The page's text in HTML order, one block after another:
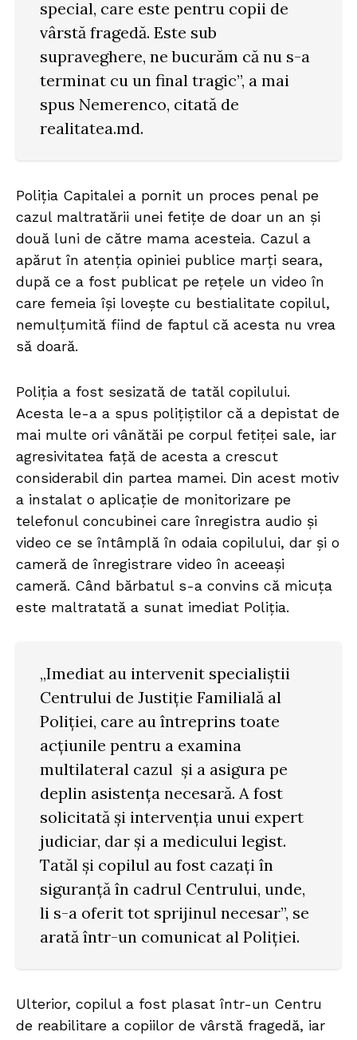
special, care este pentru copii de
vârstă fragedă. Este sub
supraveghere, ne bucurăm că nu s-a
terminat cu un final tragic”, a mai
spus Nemerenco, citată de
realitatea.md.
Poliția Capitalei a pornit un proces penal pe
cazul maltratării unei fetițe de doar un an și
două luni de către mama acesteia. Cazul a
apărut în atenția opiniei publice marți seara,
după ce a fost publicat pe rețele un video în
care femeia își lovește cu bestialitate copilul,
nemulțumită fiind de faptul că acesta nu vrea
să doară.
Poliția a fost sesizată de tatăl copilului.
Acesta le-a a spus polițiștilor că a depistat de
mai multe ori vânătăi pe corpul fetiței sale, iar
agresivitatea față de acesta a crescut
considerabil din partea mamei. Din acest motiv
a instalat o aplicație de monitorizare pe
telefonul concubinei care înregistra audio și
video ce se întâmplă în odaia copilului, dar și o
cameră de înregistrare video în aceeași
cameră. Când bărbatul s-a convins că micuța
este maltratată a sunat imediat Poliția.
„Imediat au intervenit specialiștii
Centrului de Justiție Familială al
Poliției, care au întreprins toate
acțiunile pentru a examina
multilateral cazul și a asigura pe
deplin asistența necesară. A fost
solicitată și intervenția unui expert
judiciar, dar și a medicului legist.
Tatăl și copilul au fost cazați în
siguranță în cadrul Centrului, unde,
li s-a oferit tot sprijinul necesar”, se
arată într-un comunicat al Poliției.
Ulterior, copilul a fost plasat într-un Centru
de reabilitare a copiilor de vârstă fragedă, iar